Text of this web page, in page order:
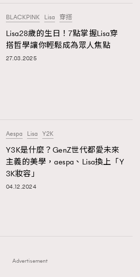
FigaroCeleb 547
FigaroCinéma 281
17
FigaroExhibition 12
FigaroHub
FigaroIcon
FigaroInsight
FigaroIssue
FigaroJewellery
20
FigaroStyle
Wyman 揭曉 Figaro Exhibition
第二站！
May專訪四位香港文藝代表
BLACKPINK Lisa 穿搭
Lisa28歲的生日！7點掌握Lisa穿
搭哲學讓你輕鬆成為眾人焦點
27.03.2025
Aespa Lisa Y2K
Y3K是什麼？GenZ世代都愛未來
主義的美學，aespa、Lisa換上「Y
3K妝容」
04.12.2024
Advertisement